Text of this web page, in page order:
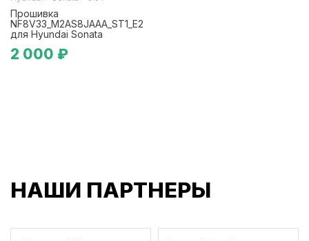
Прошивка
NF8V33_M2AS8JAAA_ST1_E2
для Hyundai Sonata
2 000 ₽
НАШИ ПАРТНЕРЫ